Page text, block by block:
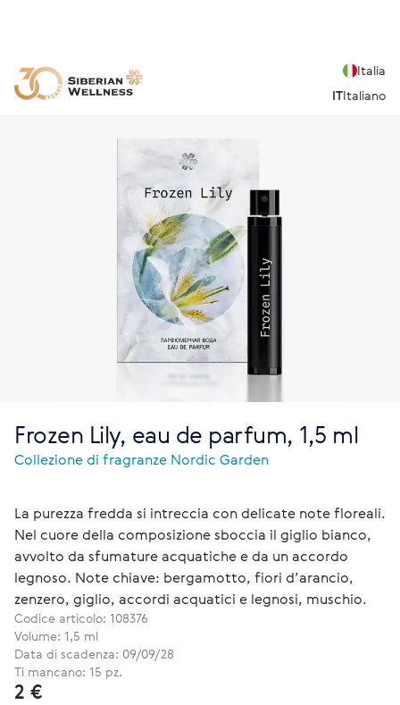
Italia
ITItaliano
Frozen Lily, eau de parfum, 1,5 ml
Collezione di fragranze Nordic Garden
La purezza fredda si intreccia con delicate note floreali.
Nel cuore della composizione sboccia il giglio bianco,
avvolto da sfumature acquatiche e da un accordo
legnoso. Note chiave: bergamotto, fiori d’arancio,
zenzero, giglio, accordi acquatici e legnosi, muschio.
Codice articolo: 108376
Volume: 1,5 ml
Data di scadenza: 09/09/28
Ti mancano: 15 pz.
2 €